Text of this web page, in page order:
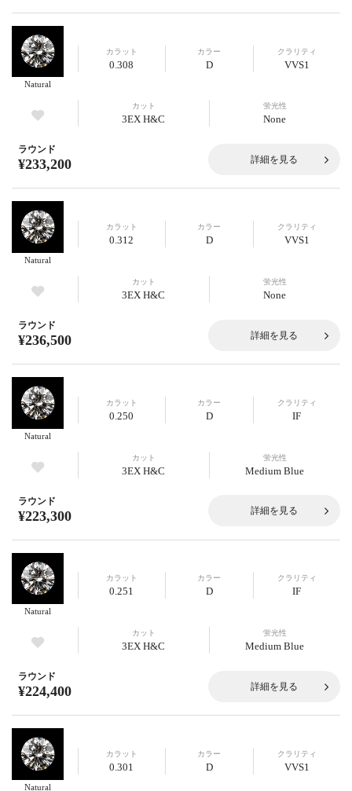
Natural
カラット
0.308
カラー
D
クラリティ
VVS1
カット
3EX H&C
蛍光性
None
ラウンド
¥233,200 詳細を見る
Natural
カラット
0.312
カラー
D
クラリティ
VVS1
カット
3EX H&C
蛍光性
None
ラウンド
¥236,500 詳細を見る
Natural
カラット
0.250
カラー
D
クラリティ
IF
カット
3EX H&C
蛍光性
Medium Blue
ラウンド
¥223,300 詳細を見る
Natural
カラット
0.251
カラー
D
クラリティ
IF
カット
3EX H&C
蛍光性
Medium Blue
ラウンド
¥224,400 詳細を見る
Natural
カラット
0.301
カラー
D
クラリティ
VVS1